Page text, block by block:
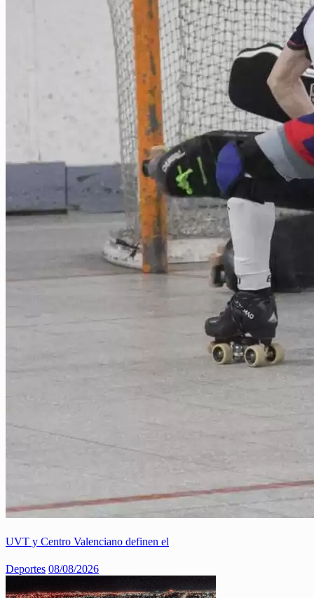
UVT y Centro Valenciano definen el
Deportes 08/08/2026